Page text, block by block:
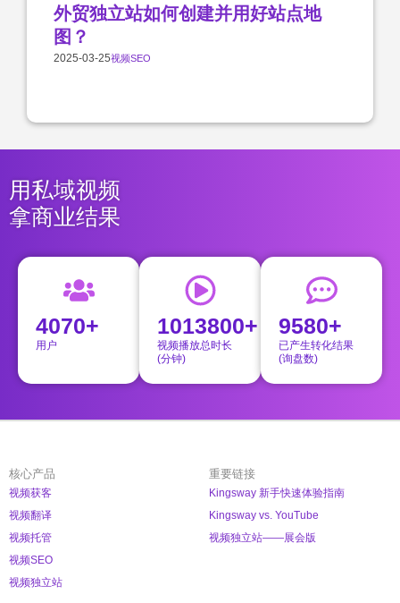
外贸独立站如何创建并用好站点地
图？
2025-03-25视频SEO
用私域视频
拿商业结果
4070+
用户
1013800+
视频播放总时长
(分钟)
9580+
已产生转化结果
(询盘数)
核心产品
视频获客
视频翻译
视频托管
视频SEO
视频独立站
重要链接
Kingsway 新手快速体验指南
Kingsway vs. YouTube
视频独立站——展会版